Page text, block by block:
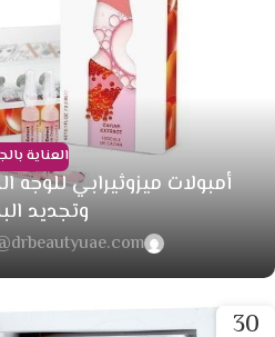
العناية
أمبولات ميزوثيرابي للوجه
وتجديد
30